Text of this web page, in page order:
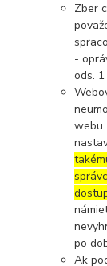
Zber
-
ods.
webu
po
Ak